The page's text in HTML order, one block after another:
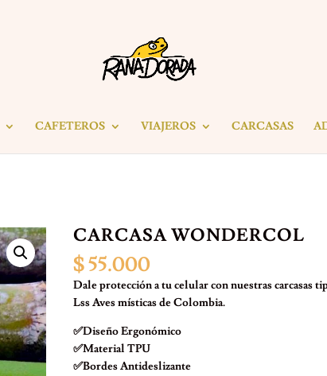
CAFETEROS VIAJEROS CARCASAS
CARCASA WONDERCOL
$55.000
Dale protección a tu celular con nuestras carcasas
Lss Aves místicas de Colombia.
✅Diseño Ergonómico
✅Material TPU
✅Bordes Antideslizante